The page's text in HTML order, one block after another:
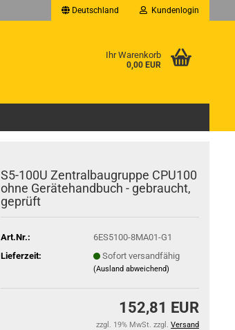
Deutschland Kundenlogin
Ihr Warenkorb
0,00 EUR
S5-100U Zentralbaugruppe CPU100
ohne Gerätehandbuch - gebraucht,
geprüft
Art.Nr.:
6ES5100-8MA01-G1
Lieferzeit:
Sofort versandfähig
(Ausland abweichend)
152,81 EUR
zzgl. 19% MwSt. zzgl. Versand